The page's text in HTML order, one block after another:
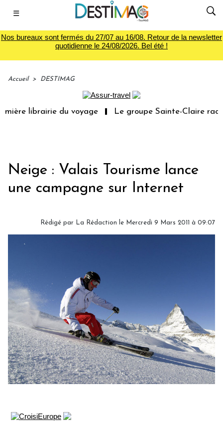
☰
Nos bureaux sont fermés du 27/07 au 16/08. Retour de la newsletter
quotidienne le 24/08/2026. Bel été !
Accueil > DESTIMAG
librairie du voyage Le groupe Sainte-Claire
Neige : Valais Tourisme lance
une campagne sur Internet
Rédigé par La Rédaction le Mercredi 9 Mars 2011 à 09:07